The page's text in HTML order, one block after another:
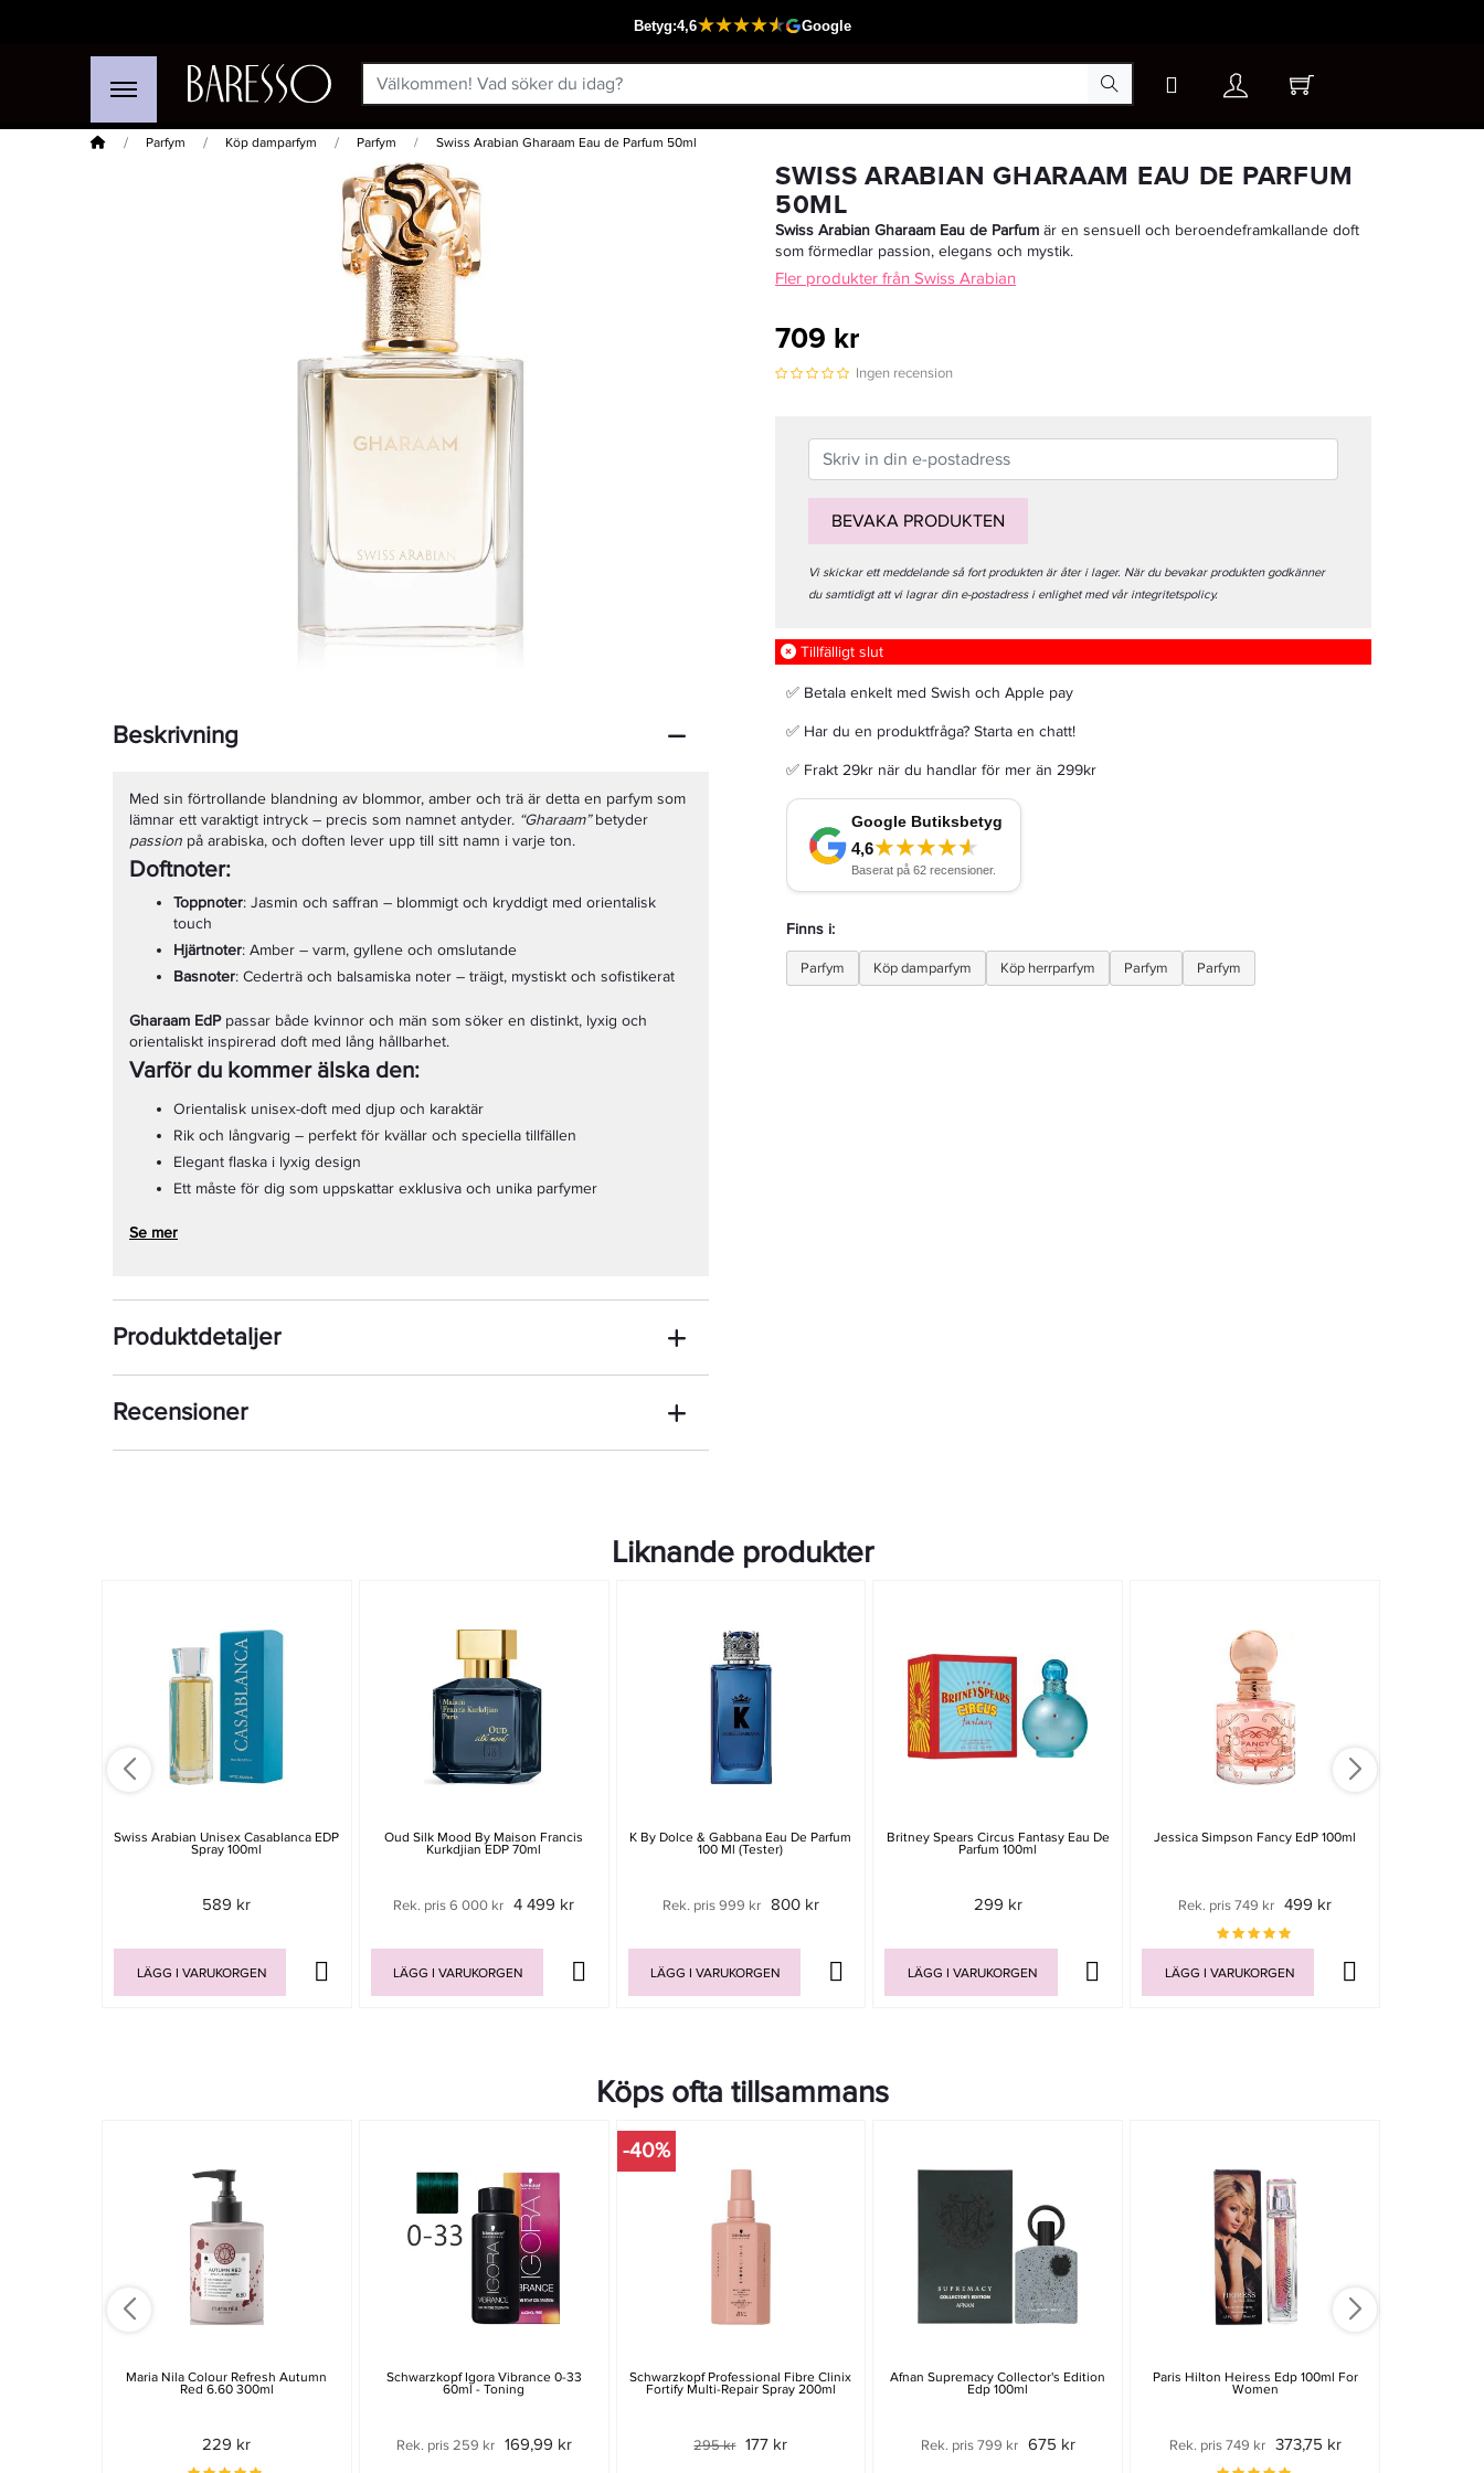
Hem Parfym Köp damparfym Parfym Swiss Arabian Gharaam Eau de Parfum 50ml
Passar din varukorg
199 kr
Beskrivning
Med sin förtrollande blandning av blommor, amber och trä är detta en parfym som
lämnar ett varaktigt intryck – precis som namnet antyder. “Gharaam”betyder
passion på arabiska, och doften lever upp till sitt namn i varje ton.
Doftnoter:
Toppnoter: Jasmin och saffran – blommigt och kryddigt med orientalisk
touch
Hjärtnoter: Amber – varm, gyllene och omslutande
Basnoter: Cederträ och balsamiska noter – träigt, mystiskt och sofistikerat
Gharaam EdPpassar både kvinnor och män som söker en distinkt, lyxig och
orientaliskt inspirerad doft med lång hållbarhet.
Varför du kommer älska den:
Orientalisk unisex-doft med djup och karaktär
Rik och långvarig – perfekt för kvällar och speciella tillfällen
Elegant flaska i lyxig design
Ett måste för dig som uppskattar exklusiva och unika parfymer
Se mer
Produktdetaljer
Recensioner
SWISS ARABIAN GHARAAM EAU DE PARFUM
50ML
Swiss Arabian Gharaam Eau de Parfum är en sensuell och beroendeframkallande doft
som förmedlar passion, elegans och mystik.
Fler produkter från Swiss Arabian
709 kr
Ingen recension
BEVAKA PRODUKTEN
Vi skickar ett meddelande så fort produkten är åter i lager. När du bevakar produkten godkänner
du samtidigt att vi lagrar din e-postadress i enlighet med vår integritetspolicy.
Tillfälligt slut
✅ Betala enkelt med Swish och Apple pay
✅ Har du en produktfråga? Starta en chatt!
✅ Frakt 29kr när du handlar för mer än 299kr
Finns i:
Parfym Köp damparfym Köp herrparfym Parfym Parfym
Liknande produkter
Swiss Arabian Unisex Casablanca EDP
Spray 100ml
589 kr
LÄGG I VARUKORGEN
Oud Silk Mood By Maison Francis
Kurkdjian EDP 70ml
Rek. pris 6 000 kr 4 499 kr
LÄGG I VARUKORGEN
K By Dolce & Gabbana Eau De Parfum
100 Ml (Tester)
Rek. pris 999 kr 800 kr
LÄGG I VARUKORGEN
Britney Spears Circus Fantasy Eau De
Parfum 100ml
299 kr
LÄGG I VARUKORGEN
Jessica Simpson Fancy EdP 100ml
Rek. pris 749 kr 499 kr
LÄGG I VARUKORGEN
Köps ofta tillsammans
Maria Nila Colour Refresh Autumn
Red 6.60 300ml
229 kr
Schwarzkopf Igora Vibrance 0-33
60ml - Toning
Rek. pris 259 kr 169,99 kr
-40%
Schwarzkopf Professional Fibre Clinix
Fortify Multi-Repair Spray 200ml
295 kr 177 kr
Afnan Supremacy Collector's Edition
Edp 100ml
Rek. pris 799 kr 675 kr
Paris Hilton Heiress Edp 100ml For
Women
Rek. pris 749 kr 373,75 kr